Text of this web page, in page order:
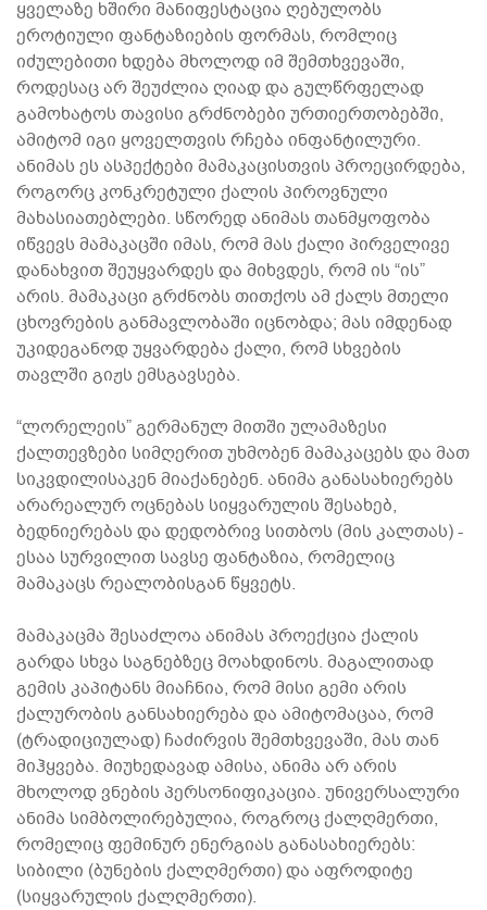
ყველაზე ხშირი მანიფესტაცია ღებულობს
ეროტიული ფანტაზიების ფორმას, რომლიც
იძულებითი ხდება მხოლოდ იმ შემთხვევაში,
როდესაც არ შეუძლია ღიად და გულწრფელად
გამოხატოს თავისი გრძნობები ურთიერთობებში,
ამიტომ იგი ყოველთვის რჩება ინფანტილური.
ანიმას ეს ასპექტები მამაკაცისთვის პროეცირდება,
როგორც კონკრეტული ქალის პიროვნული
მახასიათებლები. სწორედ ანიმას თანმყოფობა
იწვევს მამაკაცში იმას, რომ მას ქალი პირველივე
დანახვით შეუყვარდეს და მიხვდეს, რომ ის “ის”
არის. მამაკაცი გრძნობს თითქოს ამ ქალს მთელი
ცხოვრების განმავლობაში იცნობდა; მას იმდენად
უკიდეგანოდ უყვარდება ქალი, რომ სხვების
თავლში გიჟს ემსგავსება.
“ლორელეის” გერმანულ მითში ულამაზესი
ქალთევზები სიმღერით უხმობენ მამაკაცებს და მათ
სიკვდილისაკენ მიაქანებენ. ანიმა განასახიერებს
არარეალურ ოცნებას სიყვარულის შესახებ,
ბედნიერებას და დედობრივ სითბოს (მის კალთას) -
ესაა სურვილით სავსე ფანტაზია, რომელიც
მამაკაცს რეალობისგან წყვეტს.
მამაკაცმა შესაძლოა ანიმას პროექცია ქალის
გარდა სხვა საგნებზეც მოახდინოს. მაგალითად
გემის კაპიტანს მიაჩნია, რომ მისი გემი არის
ქალურობის განსახიერება და ამიტომაცაა, რომ
(ტრადიციულად) ჩაძირვის შემთხვევაში, მას თან
მიჰყვება. მიუხედავად ამისა, ანიმა არ არის
მხოლოდ ვნების პერსონიფიკაცია. უნივერსალური
ანიმა სიმბოლირებულია, როგროც ქალღმერთი,
რომელიც ფემინურ ენერგიას განასახიერებს:
სიბილი (ბუნების ქალღმერთი) და აფროდიტე
(სიყვარულის ქალღმერთი).